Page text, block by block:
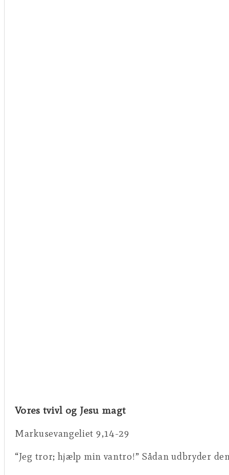
Vores tvivl og Jesu magt
Markusevangeliet 9,14-29
“Jeg tror; hjælp min vantro!” Sådan udbryder